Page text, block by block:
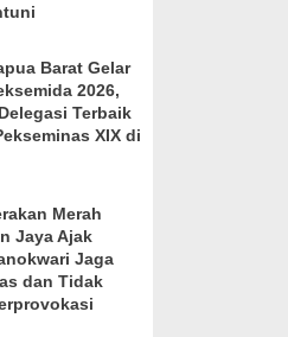
Barat Gelar
2026,
Terbaik
XIX di
Merah
Jaya Ajak
Jaga
dan Tidak